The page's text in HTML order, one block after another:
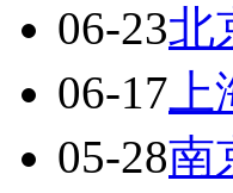
06-23北
06-17
05-28南